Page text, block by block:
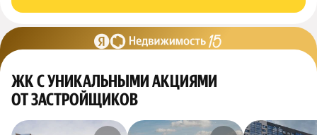
ЖК С УНИКАЛЬНЫМИ АКЦИЯМИ
ОТ ЗАСТРОЙЩИКОВ